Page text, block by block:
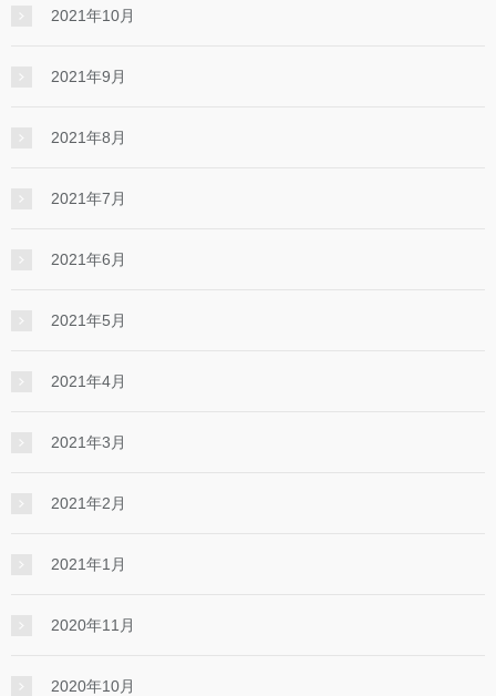
2021年10月
2021年9月
2021年8月
2021年7月
2021年6月
2021年5月
2021年4月
2021年3月
2021年2月
2021年1月
2020年11月
2020年10月